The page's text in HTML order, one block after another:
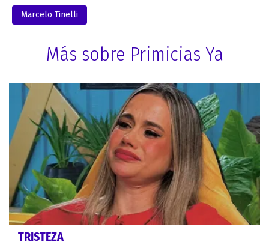
Marcelo Tinelli
Más sobre Primicias Ya
TRISTEZA